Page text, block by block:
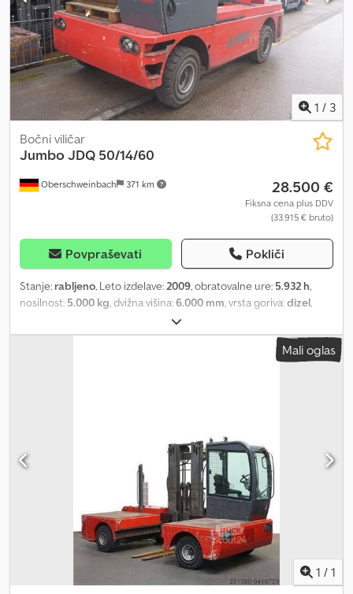
1 / 3
Oberschweinbach 371 km
Bočni viličar
JumboJDQ 50/14/60
28.500 €
Fiksna cena plus DDV
(33.915 € bruto)
Povpraševati Pokliči
Stanje: rabljeno, Leto izdelave:2009, obratovalne ure: 5.932 h,
nosilnost: 5.000 kg, dvižna višina:6.000 mm, vrsta goriva:dizel,
, stanje pnevmatik:
drugo,
Mali oglas
1 / 1